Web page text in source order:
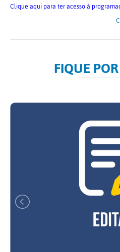
Clique aqui para ter acesso à
FIQUE